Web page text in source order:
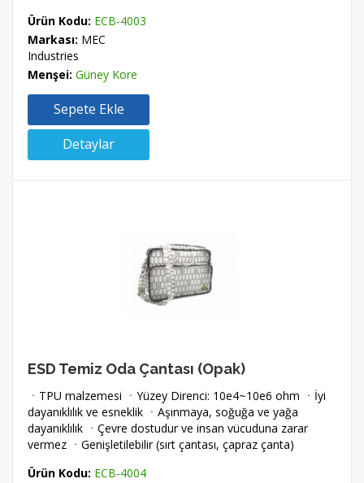
Ürün Kodu: ECB-4003
Markası: MEC
Industries
Menşei: Güney Kore
Sepete Ekle
Detaylar
ESD Temiz Oda Çantası (Opak)
ㆍTPU malzemesi ㆍYüzey Direnci: 10e4~10e6 ohm ㆍİyi
dayanıklılık ve esneklik ㆍAşınmaya, soğuğa ve yağa
dayanıklılık ㆍÇevre dostudur ve insan vücuduna zarar
vermez ㆍGenişletilebilir (sırt çantası, çapraz çanta)
Ürün Kodu: ECB-4004